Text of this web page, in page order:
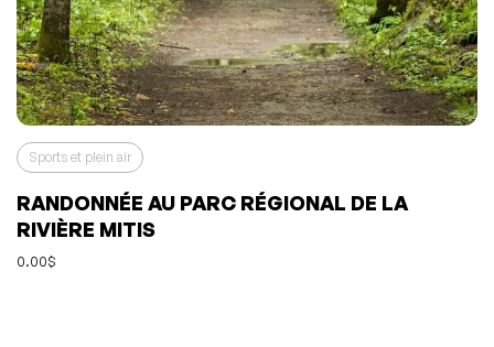
Sports et plein air
RANDONNÉE AU PARC RÉGIONAL DE LA
RIVIÈRE MITIS
0.00$